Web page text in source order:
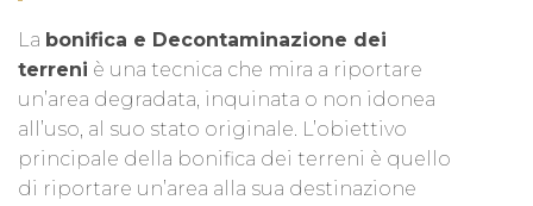
La bonifica e Decontaminazione dei
terreni è una tecnica che mira a riportare
un’area degradata, inquinata o non idonea
all’uso, al suo stato originale. L’obiettivo
principale della bonifica dei terreni è quello
di riportare un’area alla sua destinazione